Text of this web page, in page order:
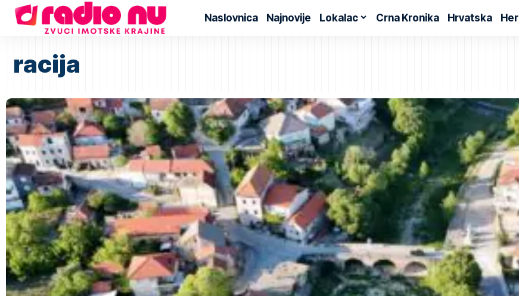
Naslovnica Najnovije Lokalac Crna Kronika Hrvatska
racija